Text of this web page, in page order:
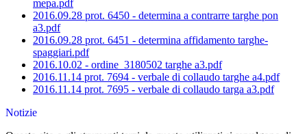
mepa.pdf
2016.09.28 prot. 6450 - determina a contrarre targhe pon
a3.pdf
2016.09.28 prot. 6451 - determina affidamento targhe-
spaggiari.pdf
2016.10.02 - ordine_3180502 targhe a3.pdf
2016.11.14 prot. 7694 - verbale di collaudo targhe a4.pdf
2016.11.14 prot. 7695 - verbale di collaudo targa a3.pdf
Notizie